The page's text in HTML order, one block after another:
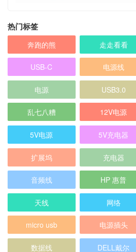
热门标签
奔跑的熊 走走看看
USB-C 电源线
电源 USB3.0
乱七八糟 12V电源
5V电源 5V充电器
扩展坞 充电器
音频线 HP 惠普
天线 网络
micro usb 电源插头
数据线 DELL戴尔